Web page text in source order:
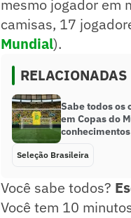
mesmo jogador em
camisas, 17
Mundial).
RELACIONADAS
Sabe todos os
em Copas do
conhecimentos
Seleção Brasileira
Você sabe todos?
Você tem 10